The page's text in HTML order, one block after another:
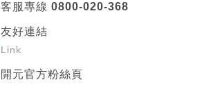
客服專線 0800-020-368
友好連結
Link
開元官方粉絲頁